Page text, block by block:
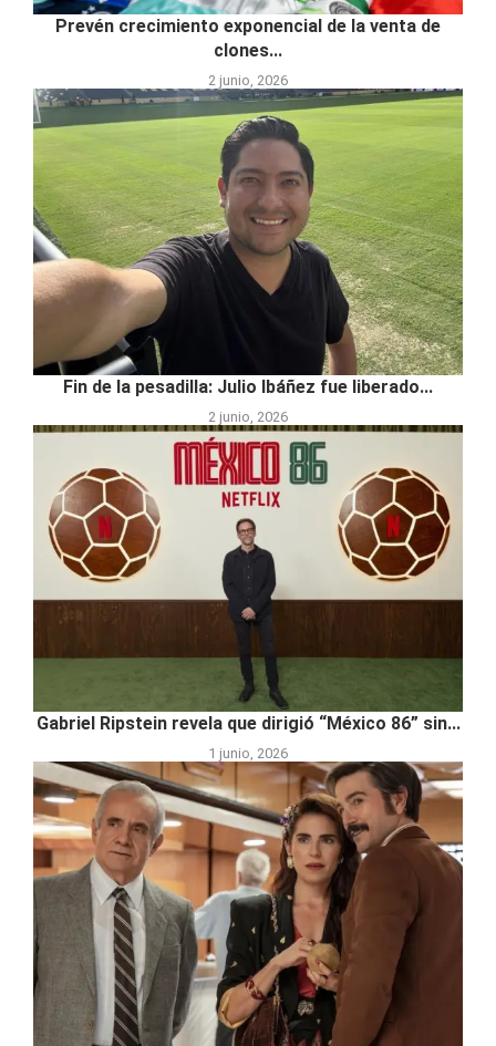
Prevén crecimiento exponencial de la venta de
clones...
2 junio, 2026
Fin de la pesadilla: Julio Ibáñez fue liberado...
2 junio, 2026
Gabriel Ripstein revela que dirigió “México 86” sin...
1 junio, 2026